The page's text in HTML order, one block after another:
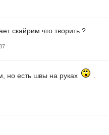
скайрим что творить ?
но есть швы на руках